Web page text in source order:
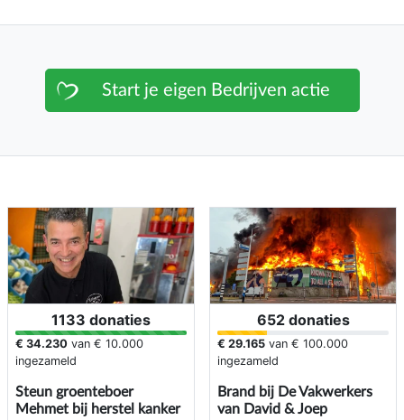
Start je eigen Bedrijven actie
1133 donaties
€ 34.230 van € 10.000
ingezameld
Steun groenteboer
Mehmet bij herstel kanker
652 donaties
€ 29.165 van € 100.000
ingezameld
Brand bij De Vakwerkers
van David & Joep